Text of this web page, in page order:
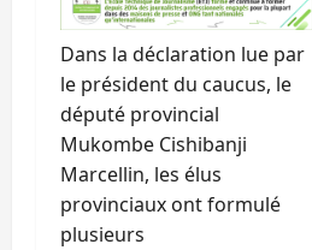
Dans la déclaration lue par
le président du caucus, le
député provincial
Mukombe Cishibanji
Marcellin, les élus
provinciaux ont formulé
plusieurs